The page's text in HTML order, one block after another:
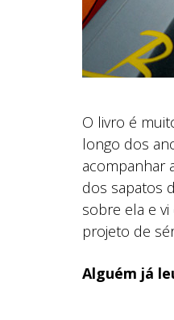
O livro é
longo dos
acompanhar
dos sapatos
sobre ela e
projeto de
Alguém já